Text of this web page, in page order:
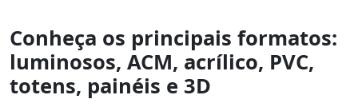
Conheça os principais formatos:
luminosos, ACM, acrílico, PVC,
totens, painéis e 3D